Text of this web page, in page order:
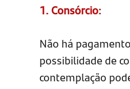
1. Consórcio:
Não há
possibilidade de
contemplação